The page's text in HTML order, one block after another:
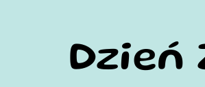
Dzień